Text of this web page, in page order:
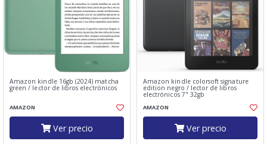
Amazon kindle 16gb (2024) matcha
green / lector de libros electrónicos
AMAZON
Ver precio
Amazon kindle colorsoft signature
edition negro / lector de libros
electrónicos 7" 32gb
AMAZON
Ver precio